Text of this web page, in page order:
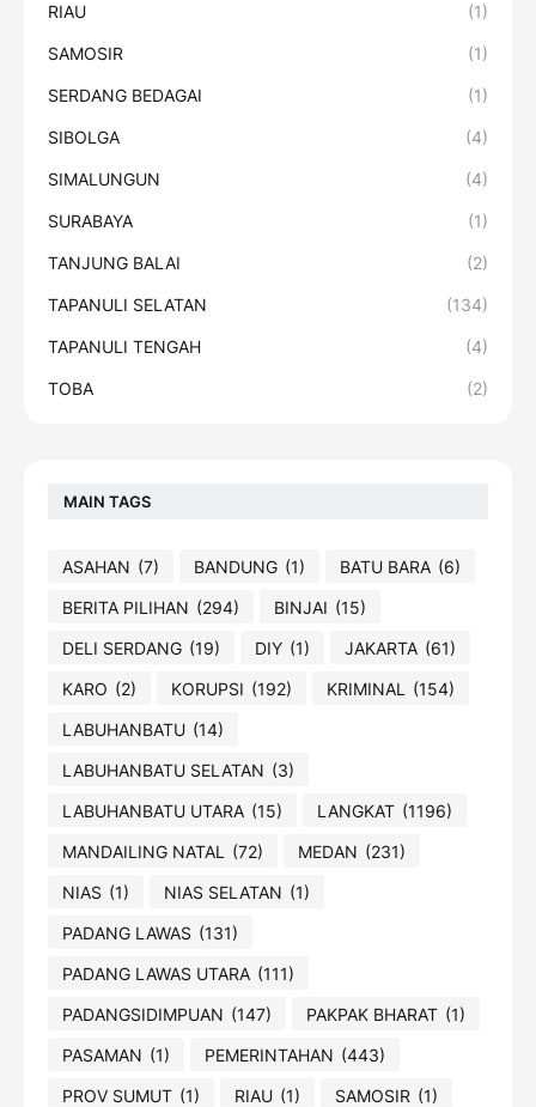
RIAU (1)
SAMOSIR (1)
SERDANG BEDAGAI (1)
SIBOLGA (4)
SIMALUNGUN (4)
SURABAYA (1)
TANJUNG BALAI (2)
TAPANULI SELATAN (134)
TAPANULI TENGAH (4)
TOBA (2)
MAIN TAGS
ASAHAN (7) BANDUNG (1) BATU BARA (6)
BERITA PILIHAN (294) BINJAI (15)
DELI SERDANG (19) DIY (1) JAKARTA (61)
KARO (2) KORUPSI (192) KRIMINAL
(154)
LABUHANBATU (14)
LABUHANBATU SELATAN (3)
LABUHANBATU UTARA (15) LANGKAT (1196)
MANDAILING NATAL
(72) MEDAN (231)
NIAS (1) NIAS SELATAN (1)
PADANG LAWAS (131)
PADANG LAWAS UTARA (111)
PADANGSIDIMPUAN (147) PAKPAK BHARAT (1)
PASAMAN (1) PEMERINTAHAN (443)
PROV SUMUT (1) RIAU (1) SAMOSIR (1)